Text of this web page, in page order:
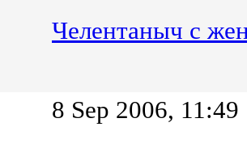
Чeлентаныч с
8 Sep 2006, 11:49